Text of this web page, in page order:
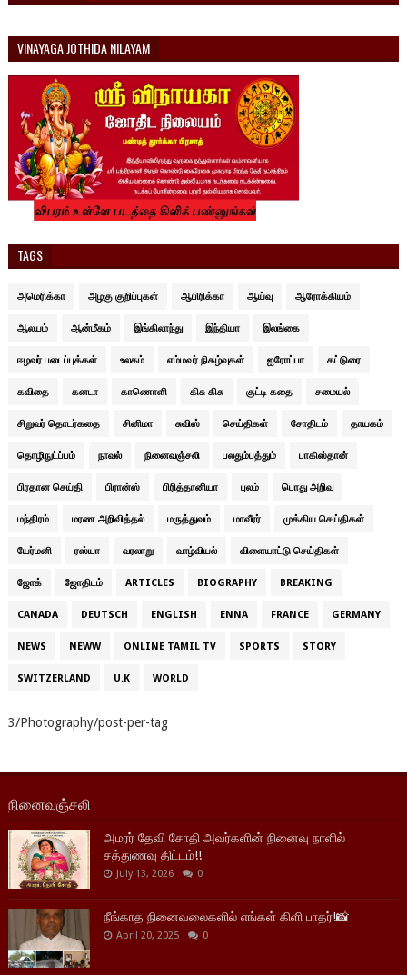
VINAYAGA JOTHIDA NILAYAM
TAGS
அமெரிக்கா அழகு குறிப்புகள் ஆபிரிக்கா ஆய்வு ஆரோக்கியம்
ஆலயம் ஆன்மீகம் இங்கிலாந்து இந்தியா இலங்கை
ஈழவர் படைப்புக்கள் உலகம் எம்மவர் நிகழ்வுகள் ஐரோப்பா கட்டுரை
கவிதை கனடா காணொளி கிசு கிசு குட்டி கதை சமையல்
சிறுவர் தொடர்கதை சினிமா சுவிஸ் செய்திகள் சோதிடம் தாயகம்
தொழிநுட்ப்பம் நாவல் நினைவஞ்சலி பலதும்பத்தும் பாகிஸ்தான்
பிரதான செய்தி பிரான்ஸ் பிரித்தானியா புலம் பொது அறிவு
மந்திரம் மரண அறிவித்தல் மருத்துவம் மாவீரர் முக்கிய செய்திகள்
யேர்மனி ரஸ்யா வரலாறு வாழ்வியல் விளையாட்டு செய்திகள்
ஜோக் ஜோதிடம் ARTICLES BIOGRAPHY BREAKING
CANADA DEUTSCH ENGLISH ENNA FRANCE GERMANY
NEWS NEWW ONLINE TAMIL TV SPORTS STORY
SWITZERLAND U.K WORLD
3/Photography/post-per-tag
நினைவஞ்சலி
அமரர் தேவி சோதி அவர்களின் நினைவு நாளில்
சத்துணவு திட்டம்!!
July 13, 2026 0
நீங்காத நினைவலைகளில் எங்கள் கிளி பாதர்!📸
April 20, 2025 0